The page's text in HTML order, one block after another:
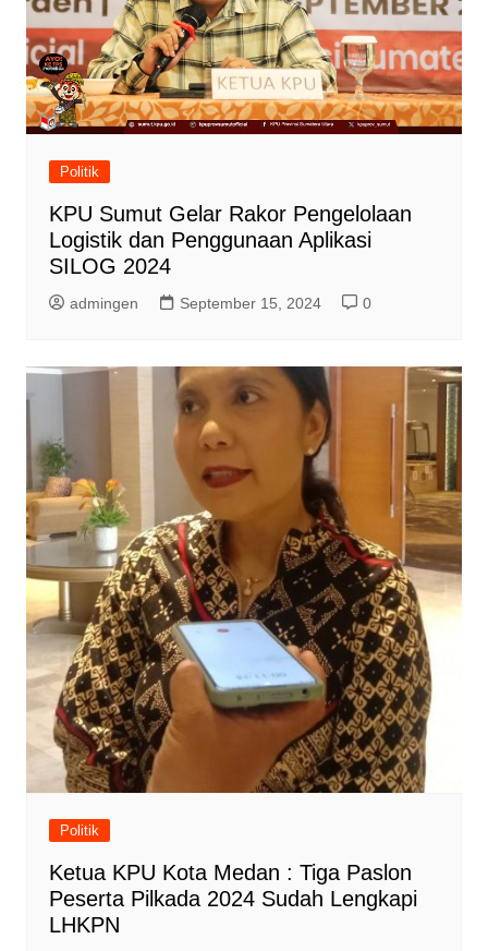
Politik
KPU Sumut Gelar Rakor Pengelolaan
Logistik dan Penggunaan Aplikasi
SILOG 2024
admingen September 15, 2024 0
Politik
Ketua KPU Kota Medan : Tiga Paslon
Peserta Pilkada 2024 Sudah Lengkapi
LHKPN